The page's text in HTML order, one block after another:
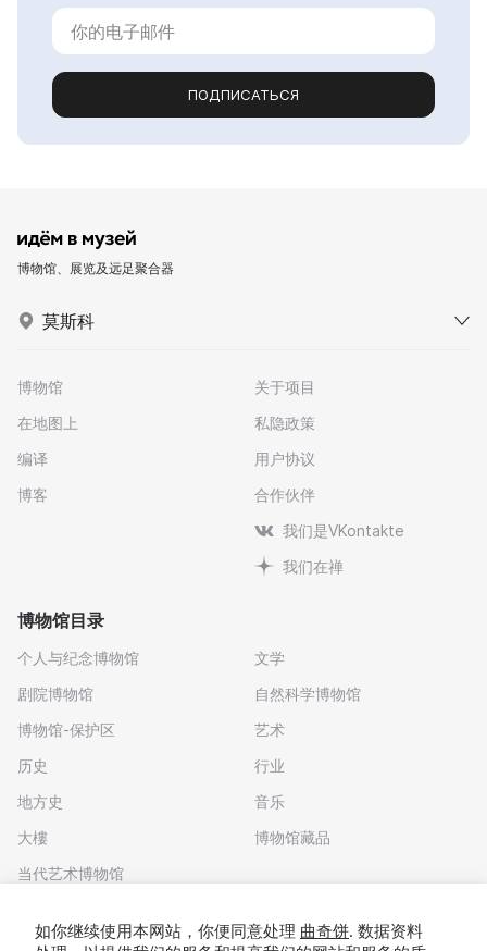
ПОДПИСАТЬСЯ
博物馆、展览及远足聚合器
莫斯科
博物馆
在地图上
编译
博客
关于项目
私隐政策
用户协议
合作伙伴
我们是VKontakte
我们在禅
博物馆目录
个人与纪念博物馆
剧院博物馆
博物馆-保护区
历史
地方史
大樓
当代艺术博物馆
文学
自然科学博物馆
艺术
行业
音乐
博物馆藏品
如你继续使用本网站，你便同意处理 曲奇饼. 数据资料